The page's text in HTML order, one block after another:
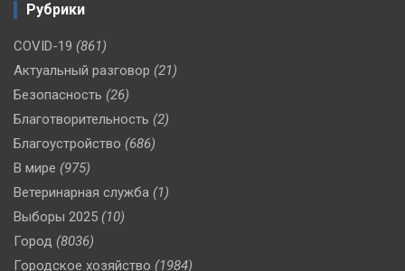
Рубрики
COVID-19 (861)
Актуальный разговор (21)
Безопасность (26)
Благотворительность (2)
Благоустройство (686)
В мире (975)
Ветеринарная служба (1)
Выборы 2025 (10)
Город (8036)
Городское хозяйство (1984)